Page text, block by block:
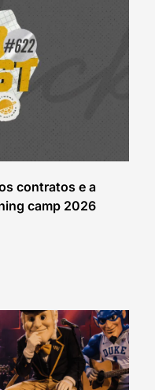
contratos e a
camp 2026